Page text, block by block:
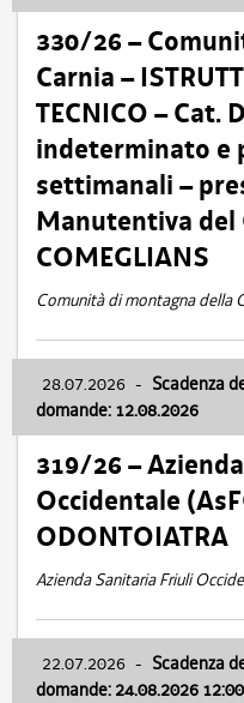
330/26 –
Carnia –
TECNICO – Cat.
indeterminato e
settimanali –
Manutentiva del
COMEGLIANS
Comunità di montagna della
28.07.2026 - Scadenza
domande: 12.08.2026
319/26 –
Occidentale
ODONTOIATRA
Azienda Sanitaria Friuli
22.07.2026 - Scadenza
domande: 24.08.2026 12:00